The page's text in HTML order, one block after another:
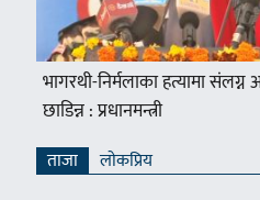
भागरथी-निर्मलाका हत्यामा संलग्न
छाडिन्न : प्रधानमन्त्री
ताजा लाेकप्रिय